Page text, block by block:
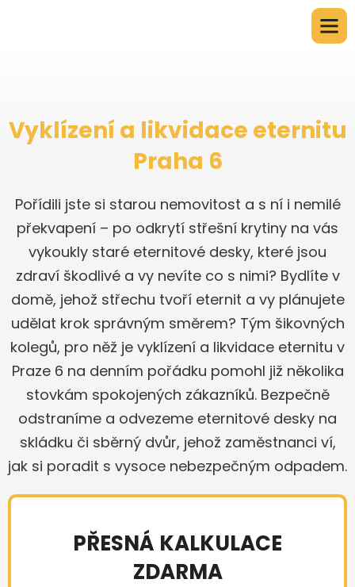
Vyklízení a likvidace eternitu
Praha 6
Pořídili jste si starou nemovitost a s ní i nemilé
překvapení – po odkrytí střešní krytiny na vás
vykoukly staré eternitové desky, které jsou
zdraví škodlivé a vy nevíte co s nimi? Bydlíte v
domě, jehož střechu tvoří eternit a vy plánujete
udělat krok správným směrem? Tým šikovných
kolegů, pro něž je vyklízení a likvidace eternitu v
Praze 6 na denním pořádku pomohl již několika
stovkám spokojených zákazníků. Bezpečně
odstraníme a odvezeme eternitové desky na
skládku či sběrný dvůr, jehož zaměstnanci ví,
jak si poradit s vysoce nebezpečným odpadem.
PŘESNÁ KALKULACE
ZDARMA